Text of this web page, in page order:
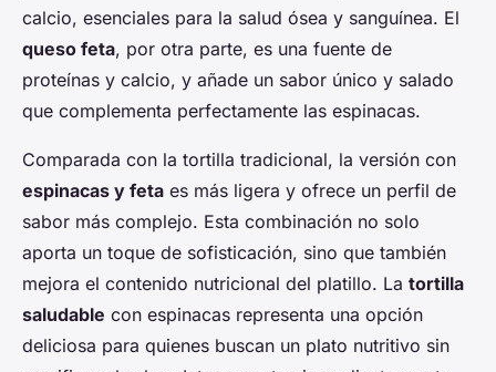
calcio, esenciales para la salud ósea y sanguínea. El
queso feta, por otra parte, es una fuente de
proteínas y calcio, y añade un sabor único y salado
que complementa perfectamente las espinacas.
Comparada con la tortilla tradicional, la versión con
espinacas y feta es más ligera y ofrece un perfil de
sabor más complejo. Esta combinación no solo
aporta un toque de sofisticación, sino que también
mejora el contenido nutricional del platillo. La tortilla
saludable con espinacas representa una opción
deliciosa para quienes buscan un plato nutritivo sin